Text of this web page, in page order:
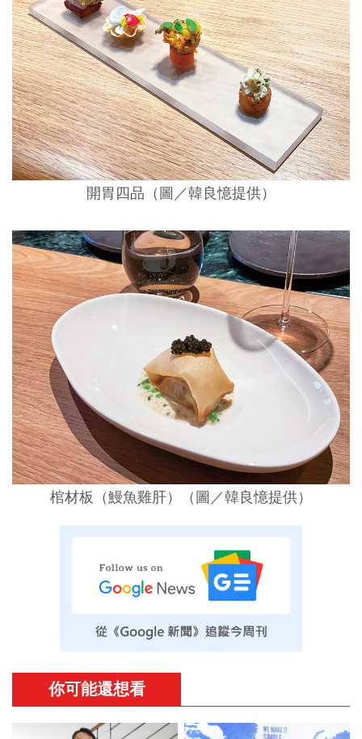
開胃四品（圖／韓良憶提供）
棺材板（鰻魚雞肝）（圖／韓良憶提供）